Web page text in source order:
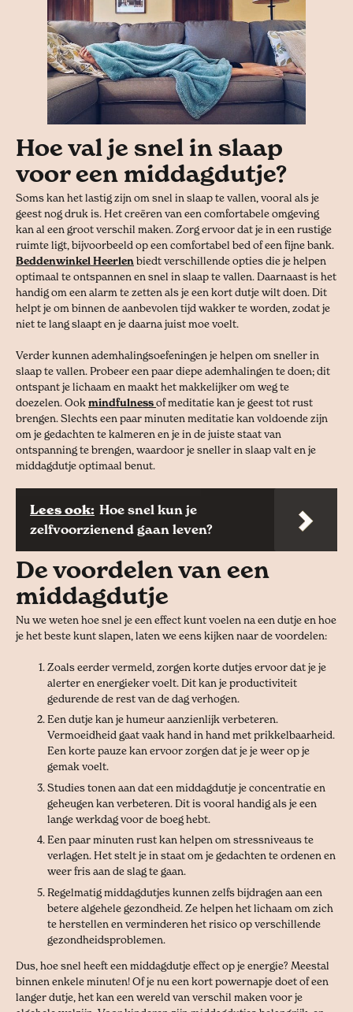
Hoe val je snel in slaap
voor een middagdutje?
Soms kan het lastig zijn om snel in slaap te vallen, vooral als je
geest nog druk is. Het creëren van een comfortabele omgeving
kan al een groot verschil maken. Zorg ervoor dat je in een rustige
ruimte ligt, bijvoorbeeld op een comfortabel bed of een fijne bank.
Beddenwinkel Heerlenbiedt verschillende opties die je helpen
optimaal te ontspannen en snel in slaap te vallen. Daarnaast is het
handig om een alarm te zetten als je een kort dutje wilt doen. Dit
helpt je om binnen de aanbevolen tijd wakker te worden, zodat je
niet te lang slaapt en je daarna juist moe voelt.
Verder kunnen ademhalingsoefeningen je helpen om sneller in
slaap te vallen. Probeer een paar diepe ademhalingen te doen; dit
ontspant je lichaam en maakt het makkelijker om weg te
doezelen. Ook mindfulnessof meditatie kan je geest tot rust
brengen. Slechts een paar minuten meditatie kan voldoende zijn
om je gedachten te kalmeren en je in de juiste staat van
ontspanning te brengen, waardoor je sneller in slaap valt en je
middagdutje optimaal benut.
Lees ook: Hoe snel kun je
zelfvoorzienend gaan leven?
De voordelen van een
middagdutje
Nu we weten hoe snel je een effect kunt voelen na een dutje en hoe
je het beste kunt slapen, laten we eens kijken naar de voordelen:
Zoals eerder vermeld, zorgen korte dutjes ervoor dat je je
alerter en energieker voelt. Dit kan je productiviteit
gedurende de rest van de dag verhogen.
Een dutje kan je humeur aanzienlijk verbeteren.
Vermoeidheid gaat vaak hand in hand met prikkelbaarheid.
Een korte pauze kan ervoor zorgen dat je je weer op je
gemak voelt.
Studies tonen aan dat een middagdutje je concentratie en
geheugen kan verbeteren. Dit is vooral handig als je een
lange werkdag voor de boeg hebt.
Een paar minuten rust kan helpen om stressniveaus te
verlagen. Het stelt je in staat om je gedachten te ordenen en
weer fris aan de slag te gaan.
Regelmatig middagdutjes kunnen zelfs bijdragen aan een
betere algehele gezondheid. Ze helpen het lichaam om zich
te herstellen en verminderen het risico op verschillende
gezondheidsproblemen.
Dus, hoe snel heeft een middagdutje effect op je energie? Meestal
binnen enkele minuten! Of je nu een kort powernapje doet of een
langer dutje, het kan een wereld van verschil maken voor je